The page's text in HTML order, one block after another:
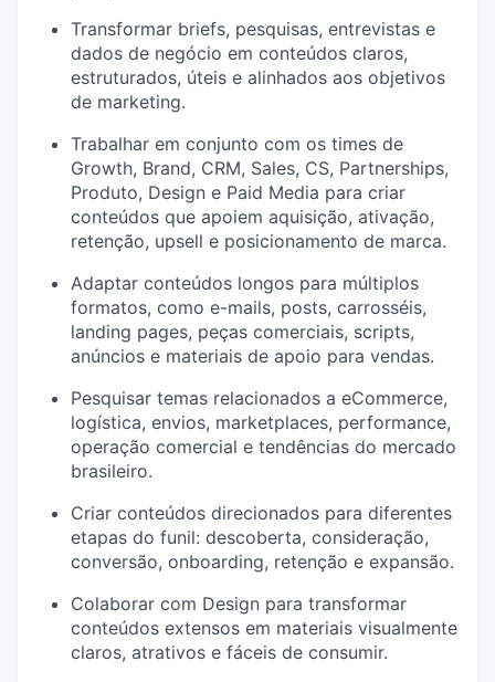
Transformar briefs, pesquisas, entrevistas e
dados de negócio em conteúdos claros,
estruturados, úteis e alinhados aos objetivos
de marketing.
Trabalhar em conjunto com os times de
Growth, Brand, CRM, Sales, CS, Partnerships,
Produto, Design e Paid Media para criar
conteúdos que apoiem aquisição, ativação,
retenção, upsell e posicionamento de marca.
Adaptar conteúdos longos para múltiplos
formatos, como e-mails, posts, carrosséis,
landing pages, peças comerciais, scripts,
anúncios e materiais de apoio para vendas.
Pesquisar temas relacionados a eCommerce,
logística, envios, marketplaces, performance,
operação comercial e tendências do mercado
brasileiro.
Criar conteúdos direcionados para diferentes
etapas do funil: descoberta, consideração,
conversão, onboarding, retenção e expansão.
Colaborar com Design para transformar
conteúdos extensos em materiais visualmente
claros, atrativos e fáceis de consumir.